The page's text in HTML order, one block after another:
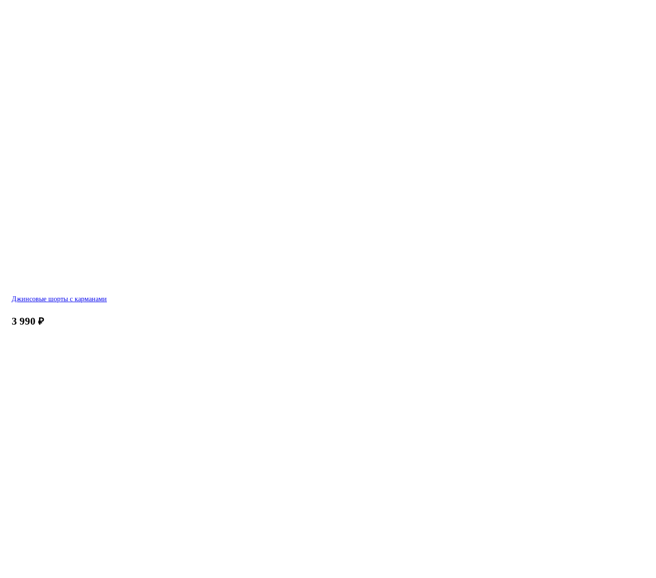
Джинсовые шорты с карманами
3 990 ₽